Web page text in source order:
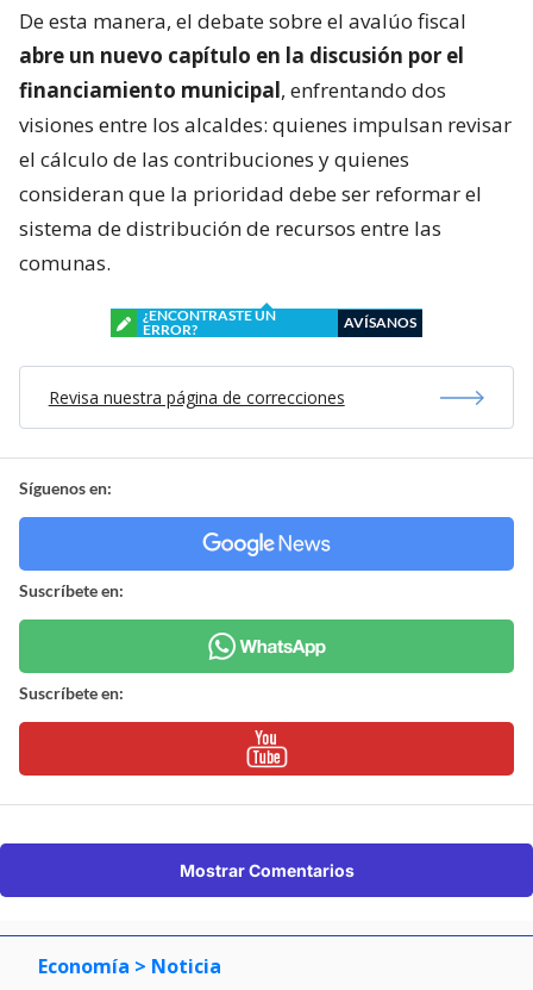
De esta manera, el debate sobre el avalúo fiscal
abre un nuevo capítulo en la discusión por el
financiamiento municipal, enfrentando dos
visiones entre los alcaldes: quienes impulsan revisar
el cálculo de las contribuciones y quienes
consideran que la prioridad debe ser reformar el
sistema de distribución de recursos entre las
comunas.
¿ENCONTRASTE UN
ERROR?
AVÍSANOS
Revisa nuestra página de correcciones
Síguenos en:
Suscríbete en:
Suscríbete en:
Mostrar Comentarios
Economía > Noticia